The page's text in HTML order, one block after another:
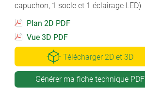
capuchon, 1 socle et 1 éclairage LED)
Plan 2D PDF
Vue 3D PDF
Télécharger 2D et 3D
Générer ma fiche technique PDF